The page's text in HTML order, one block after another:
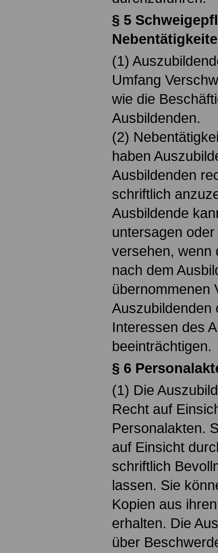
§ 5
(1)
Umfang
wie die
Ausbildenden.
(2)
haben
Ausbildenden
schriftlich
Ausbildende
untersagen
versehen, wenn
nach dem
übernommenen
Auszubildenden
Interessen des
beeinträchtigen.
§ 6
(1) Die
Recht auf
Personalakten.
auf Einsicht
schriftlich
lassen. Sie
Kopien aus
erhalten. Die
über